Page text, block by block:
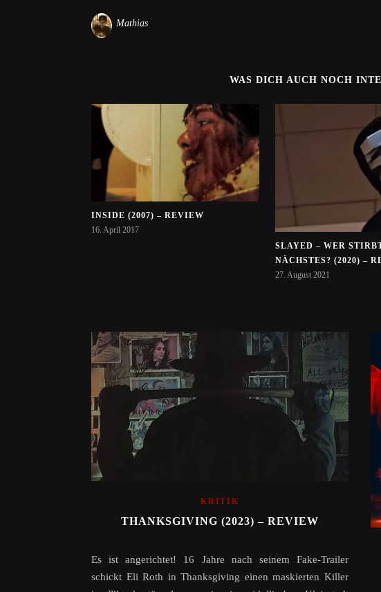
Mathias
WAS DICH AUCH NOCH
INSIDE (2007) – REVIEW
16. April 2017
SLAYED – WER
NÄCHSTES? (2020) –
27. August 2021
KRITIK
THANKSGIVING (2023) – REVIEW
Es ist angerichtet! 16 Jahre nach seinem Fake-Trailer
schickt Eli Roth in Thanksgiving einen maskierten Killer